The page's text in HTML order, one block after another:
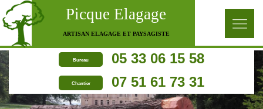
Picque Elagage
ARTISAN ELAGAGE ET PAYSAGISTE
Bureau 05 33 06 15 58
Chantier 07 51 61 73 31